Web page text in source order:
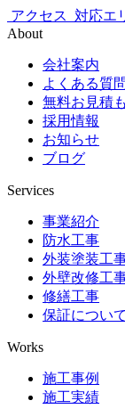
アクセス 対応エ
About
会社案内
よくある質問
無料お見積
採用情報
お知らせ
ブログ
Services
事業紹介
防水工事
外装塗装工
外壁改修工
修繕工事
保証について
Works
施工事例
施工実績